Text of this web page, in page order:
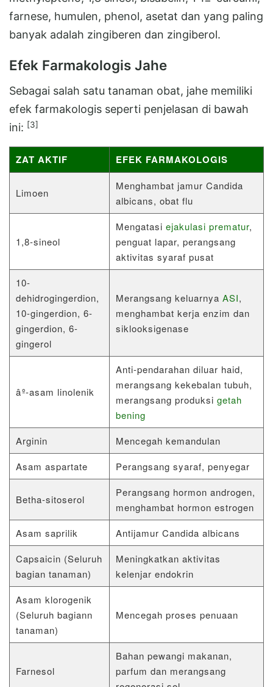
farnese, humulen, phenol, asetat dan yang paling
banyak adalah zingiberen dan zingiberol.
Efek Farmakologis Jahe
Sebagai salah satu tanaman obat, jahe memiliki
efek farmakologis seperti penjelasan di bawah
ini: [3]
ZAT AKTIF EFEK FARMAKOLOGIS
Limoen
Menghambat jamur Candida
albicans, obat flu
1,8-sineol
Mengatasi ejakulasi prematur,
penguat lapar, perangsang
aktivitas syaraf pusat
10-
dehidrogingerdion,
10-gingerdion, 6-
gingerdion, 6-
gingerol
Merangsang keluarnya ASI,
menghambat kerja enzim dan
siklooksigenase
âº-asam linolenik
Anti-pendarahan diluar haid,
merangsang kekebalan tubuh,
merangsang produksi getah
bening
Arginin
Mencegah kemandulan
Asam aspartate
Perangsang syaraf, penyegar
Betha-sitoserol
Perangsang hormon androgen,
menghambat hormon estrogen
Asam saprilik
Antijamur Candida albicans
Capsaicin (Seluruh
bagian tanaman)
Meningkatkan aktivitas
kelenjar endokrin
Asam klorogenik
(Seluruh bagiann
tanaman)
Mencegah proses penuaan
Farnesol
Bahan pewangi makanan,
parfum dan merangsang